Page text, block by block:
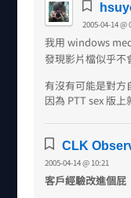
2005-04-14 @
我用 windows
發現影片檔似乎不
有沒有可能是對方
因為 PTT sex 版
CLK
2005-04-14 @ 10:21
客戶經驗改進個屁